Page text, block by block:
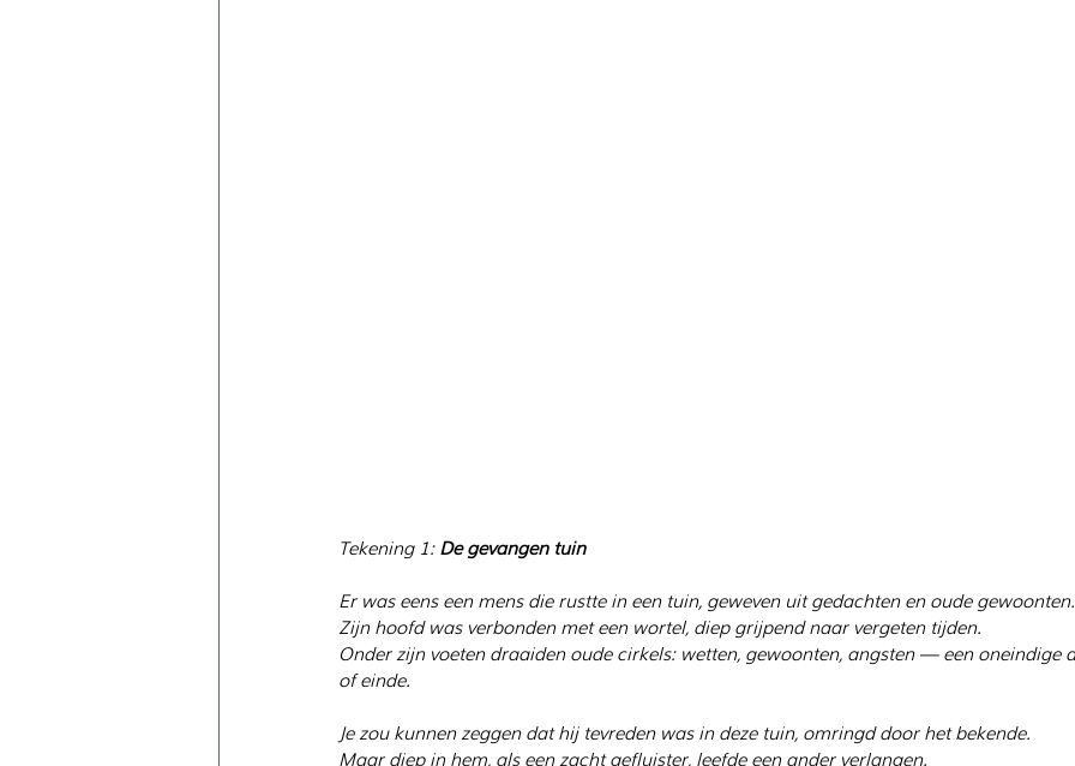
Tekening 1: De gevangen tuin
Er was eens een mens die rustte in een tuin, geweven uit gedachten en oude gewoonten.
Zijn hoofd was verbonden met een wortel, diep grijpend naar vergeten tijden.
Onder zijn voeten draaiden oude cirkels: wetten, gewoonten, angsten — een oneindige
of einde.
Je zou kunnen zeggen dat hij tevreden was in deze tuin, omringd door het bekende.
Maar diep in hem, als een zacht gefluister, leefde een ander verlangen.